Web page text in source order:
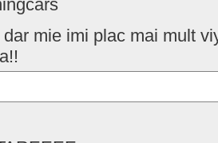
mie imi plac mai mult